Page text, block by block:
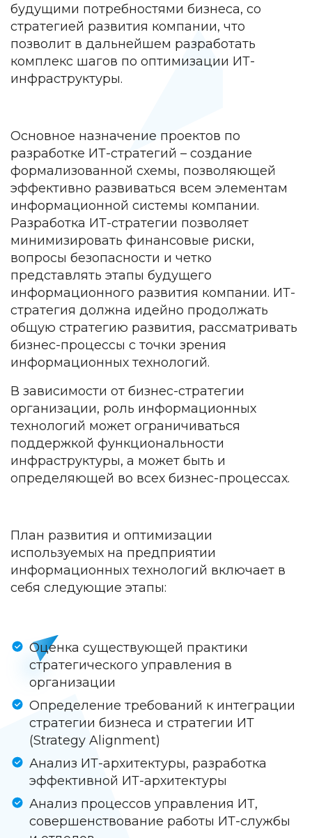
будущими потребностями бизнеса, со
стратегией развития компании, что
позволит в дальнейшем разработать
комплекс шагов по оптимизации ИТ-
инфраструктуры.
Основное назначение проектов по
разработке ИТ-стратегий – создание
формализованной схемы, позволяющей
эффективно развиваться всем элементам
информационной системы компании.
Разработка ИТ-стратегии позволяет
минимизировать финансовые риски,
вопросы безопасности и четко
представлять этапы будущего
информационного развития компании. ИТ-
стратегия должна идейно продолжать
общую стратегию развития, рассматривать
бизнес-процессы с точки зрения
информационных технологий.
В зависимости от бизнес-стратегии
организации, роль информационных
технологий может ограничиваться
поддержкой функциональности
инфраструктуры, а может быть и
определяющей во всех бизнес-процессах.
План развития и оптимизации
используемых на предприятии
информационных технологий включает в
себя следующие этапы:
Оценка существующей практики
стратегического управления в
организации
Определение требований к интеграции
стратегии бизнеса и стратегии ИТ
(Strategy Alignment)
Анализ ИТ-архитектуры, разработка
эффективной ИТ-архитектуры
Анализ процессов управления ИТ,
совершенствование работы ИТ-службы